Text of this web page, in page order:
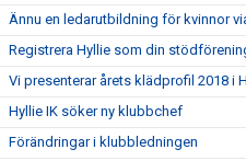
Ännu en ledarutbildning för kvinnor
Registrera Hyllie som din
Vi presenterar årets klädprofil 2018 i
Hyllie IK söker ny klubbchef
Förändringar i klubbledningen